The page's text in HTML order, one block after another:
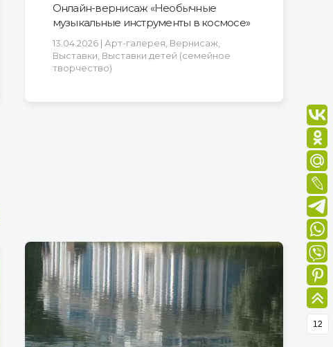
Онлайн-вернисаж «Необычные
музыкальные инструменты в космосе»
13.04.2026 | Арт-галерея, Вернисаж,
Выставки, Выставки детей (семейное
творчество)
12